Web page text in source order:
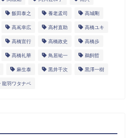
飯田泰之 養老孟司 高城剛
高嶌幸広 高村直助 高橋ユキ
高橋宣行 高橋政史 高橋歩
髙橋礼華 鳥居祐一 鵜飼哲
麻生泰 黒井千次 黒澤一樹
龍羽ワタナベ